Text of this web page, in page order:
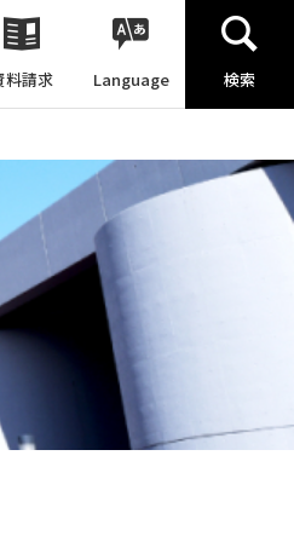
料請求 Language 検索